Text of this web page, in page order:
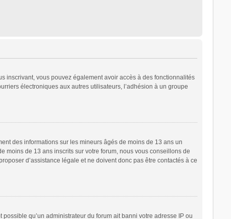
inscrivant, vous pouvez également avoir accès à des fonctionnalités
électroniques aux autres utilisateurs, l’adhésion à un groupe
des informations sur les mineurs âgés de moins de 13 ans un
moins de 13 ans inscrits sur votre forum, nous vous conseillons de
d’assistance légale et ne doivent donc pas être contactés à ce
qu’un administrateur du forum ait banni votre adresse IP ou